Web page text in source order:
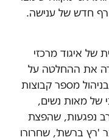
רף חדש של ענישה.
של איגוד מרכזי
את ההחלטה על
מספר קבוצות
של מאות נשים,
נפגעות, שהפצת
'רץ ברשת', שחרורו